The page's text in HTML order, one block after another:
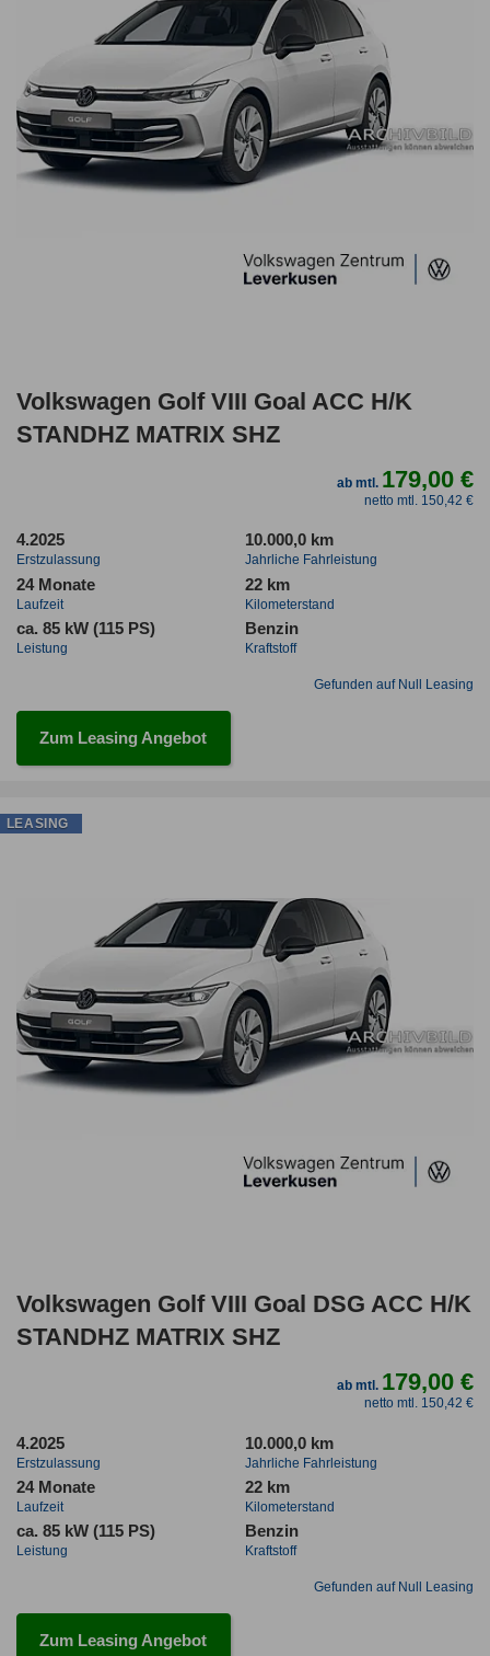
Volkswagen Golf VIII Goal ACC H/K
STANDHZ MATRIX SHZ
ab mtl. 179,00 €
netto mtl. 150,42 €
4.2025
Erstzulassung
10.000,0 km
Jahrliche Fahrleistung
24 Monate
Laufzeit
22 km
Kilometerstand
ca. 85 kW (115 PS)
Leistung
Benzin
Kraftstoff
Gefunden auf Null Leasing
Zum Leasing Angebot
Volkswagen Golf VIII Goal DSG ACC H/K
STANDHZ MATRIX SHZ
ab mtl. 179,00 €
netto mtl. 150,42 €
4.2025
Erstzulassung
10.000,0 km
Jahrliche Fahrleistung
24 Monate
Laufzeit
22 km
Kilometerstand
ca. 85 kW (115 PS)
Leistung
Benzin
Kraftstoff
Gefunden auf Null Leasing
Zum Leasing Angebot
LEASING